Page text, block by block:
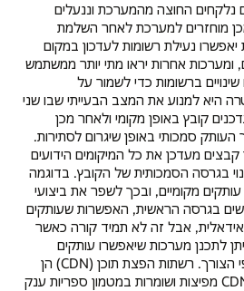
נלקחים החוצה מהמערכת וננעלים
מוחזרים למערכת לאחר השלמת
נעילת רשומות לעדכון במקום
אחרות יראו מתי יותר ממשתמש
ברשומות כדי לשמור על
היא למנוע את המצב הבעייתי שבו שני
קובץ באופן מקומי ולאחר מכן
העותק סמכותי באופן שיגרום לסתירות.
קבצים מעדכן את כל המיקומים הידועים
בגרסה הסמכותית של הקובץ. בדוגמה
מקומיים, ובכך לשפר את ביצועי
בגרסה הראשית, האפשרות שעותקים
אידאלית, אבל זה לא תמיד קורה כאשר
לתכנן מערכות שיאפשרו עותקים
מקומיים ויעדכנו אותם לפי הצורך. רשתות הפצת תוכן (CDN) הן
דוגמה מרכזית. רשתות CDN מפיצות ושומרות במטמון ספריות ענק